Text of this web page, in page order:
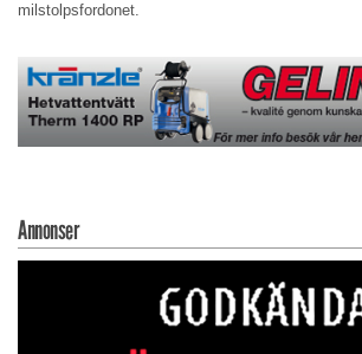
milstolpsfordonet.
Annonser